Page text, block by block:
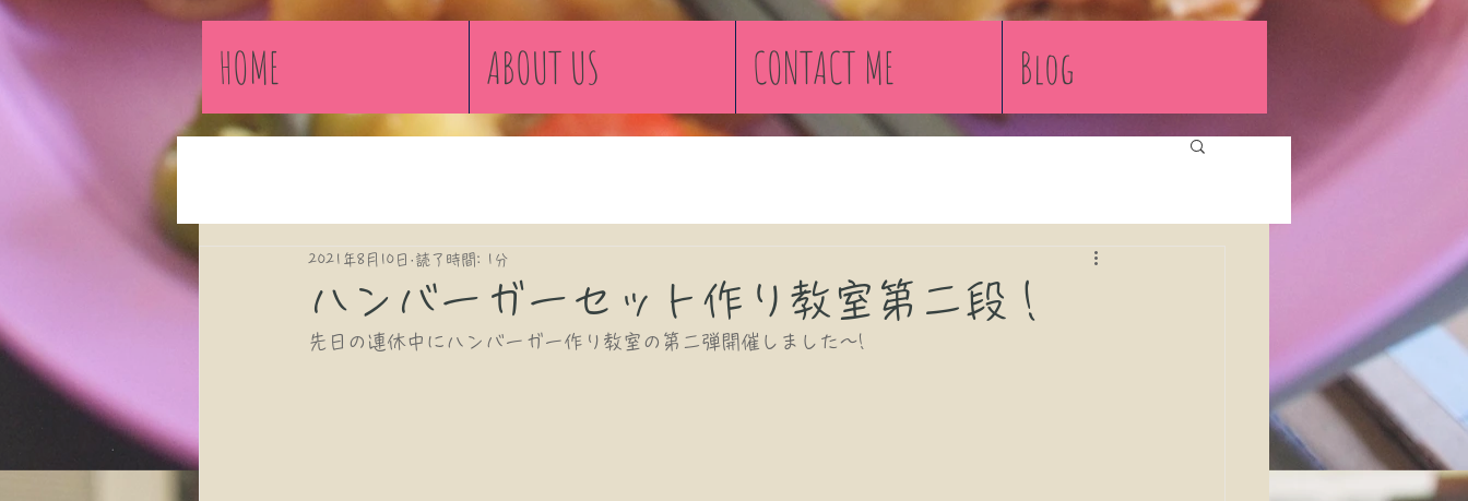
HOME ABOUT US CONTACT ME Blog
ハンバーガーセット作り教室第二段！
2021年8月10日 読了時間: 1分
先日の連休中にハンバーガー作り教室の第二弾開催しました〜!